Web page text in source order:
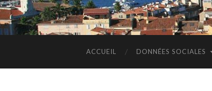
ACCUEIL DONNÉES SOCIALES